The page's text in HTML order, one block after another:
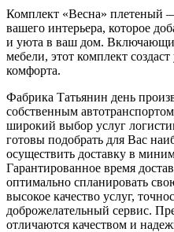
Комплект «Весна» плетеный
вашего интерьера, которое
и уюта в ваш дом.
мебели, этот комплект
комфорта.
Фабрика Татьянин день
собственным
широкий выбор услуг
готовы подобрать для Вас
осуществить доставку в
Гарантированное время
оптимально спланировать
высокое качество услуг,
доброжелательный сервис.
отличаются качеством и